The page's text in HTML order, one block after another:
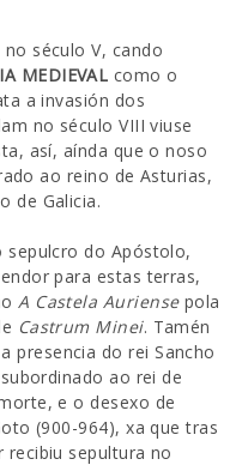
século V, cando
MEDIEVAL como o
a invasión dos
no século VIII viuse
así, aínda que o noso
ao reino de Asturias,
de Galicia.
sepulcro do Apóstolo,
para estas terras,
A Castela Auriensepola
Castrum Minei. Tamén
presencia do rei Sancho
ao rei de
e o desexo de
(900-964), xa que tras
sepultura no